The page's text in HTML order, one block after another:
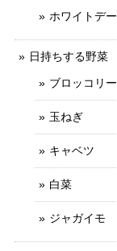
ホワイトデー
日持ちする野菜
ブロッコリー
玉ねぎ
キャベツ
白菜
ジャガイモ